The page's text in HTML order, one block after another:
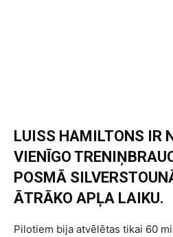
LUISS HAMILTONS IR
VIENĪGO
POSMĀ
ĀTRĀKO APĻA LAIKU.
Pilotiem bija atvēlētas tikai 60